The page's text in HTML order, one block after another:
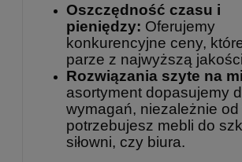
Oszczędność czasu i
pieniędzy: Oferujemy
konkurencyjne ceny,
parze z najwyższą
Rozwiązania szyte na
asortyment dopasujemy
wymagań, niezależnie
potrzebujesz mebli do
siłowni, czy biura.